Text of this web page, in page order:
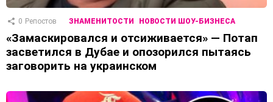
0 Репостов ЗНАМЕНИТОСТИ НОВОСТИ ШОУ-БИЗНЕСА
«Замаскировался и отсиживается» — Потап
засветился в Дубае и опозорился пытаясь
заговорить на украинском